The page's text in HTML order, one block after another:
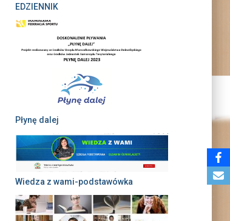
EDZIENNIK
Płynę dalej
Wiedza z wami-podstawówka